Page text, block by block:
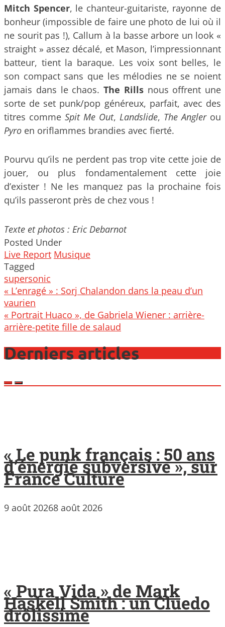
Mitch Spencer, le chanteur-guitariste, rayonne de
bonheur (impossible de faire une photo de lui où il
ne sourit pas !), Callum à la basse arbore un look «
straight » assez décalé, et Mason, l’impressionnant
batteur, tient la baraque. Les voix sont belles, le
son compact sans que les mélodies ne se noient
jamais dans le chaos. The Rillsnous offrent une
sorte de set punk/pop généreux, parfait, avec des
titres comme Spit Me Out, Landslide, The Anglerou
Pyro en oriflammes brandies avec fierté.
Pourvu qu’ils ne perdent pas trop vite cette joie de
jouer, ou plus fondamentalement cette joie
d’exister ! Ne les manquez pas la prochaine fois
qu’ils passeront près de chez vous !
Texte et photos : Eric Debarnot
Posted Under
Live Report Musique
Tagged
supersonic
Post
navigation
« L’enragé » : Sorj Chalandon dans la peau d’un
vaurien
« Portrait Huaco », de Gabriela Wiener : arrière-
arrière-petite fille de salaud
Derniers articles
« Le punk français : 50 ans
d’énergie subversive », sur
France Culture
9 août 20268 août 2026
« Pura Vida » de Mark
Haskell Smith : un Cluedo
drôlissime